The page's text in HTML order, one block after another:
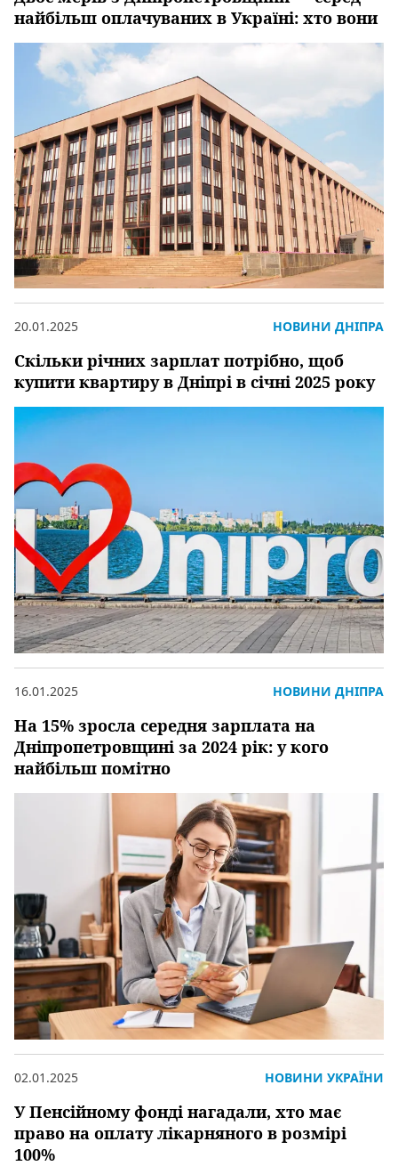
найбільш оплачуваних в Україні: хто вони
Скільки річних зарплат потрібно, щоб
купити квартиру в Дніпрі в січні 2025 року
20.01.2025 НОВИНИ ДНІПРА
На 15% зросла середня зарплата на
Дніпропетровщині за 2024 рік: у кого
найбільш помітно
16.01.2025 НОВИНИ ДНІПРА
У Пенсійному фонді нагадали, хто має
право на оплату лікарняного в розмірі
100%
02.01.2025 НОВИНИ УКРАЇНИ